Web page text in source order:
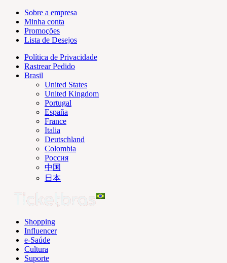
Sobre a empresa
Minha conta
Promoções
Lista de Desejos
Política de Privacidade
Rastrear Pedido
Brasil
United States
United Kingdom
Portugal
España
France
Italia
Deutschland
Colombia
Россия
中国
日本
Shopping
Influencer
e-Saúde
Cultura
Suporte